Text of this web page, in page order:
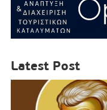
Latest Post